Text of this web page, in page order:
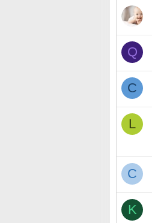
Q
C
L
C
K